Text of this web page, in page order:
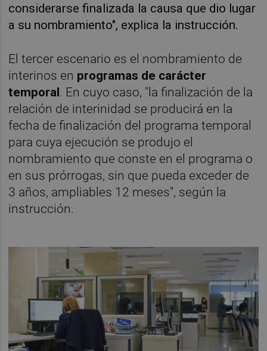
considerarse finalizada la causa que dio lugar
a su nombramiento", explica la instrucción.
El tercer escenario es el nombramiento de
interinos en programas de carácter
temporal. En cuyo caso, "la finalización de la
relación de interinidad se producirá en la
fecha de finalización del programa temporal
para cuya ejecución se produjo el
nombramiento que conste en el programa o
en sus prórrogas, sin que pueda exceder de
3 años, ampliables 12 meses", según la
instrucción.